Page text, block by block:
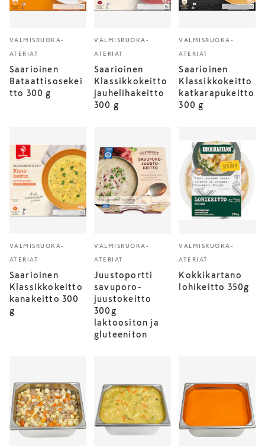
VALMISRUOKA-
ATERIAT
Saarioinen
Bataattisosekei
tto 300 g
VALMISRUOKA-
ATERIAT
Saarioinen
Klassikkokeitto
jauhelihakeitto
300 g
VALMISRUOKA-
ATERIAT
Saarioinen
Klassikkokeitto
katkarapukeitto
300 g
VALMISRUOKA-
ATERIAT
Saarioinen
Klassikkokeitto
kanakeitto 300
g
VALMISRUOKA-
ATERIAT
Juustoportti
savuporo-
juustokeitto
300g
laktoositon ja
gluteeniton
VALMISRUOKA-
ATERIAT
Kokkikartano
lohikeitto 350g